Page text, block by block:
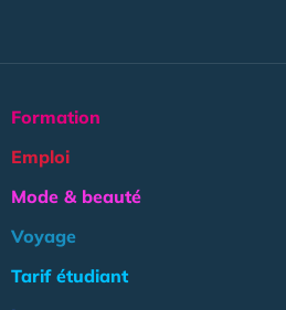
Formation
Emploi
Mode & beauté
Voyage
Tarif étudiant